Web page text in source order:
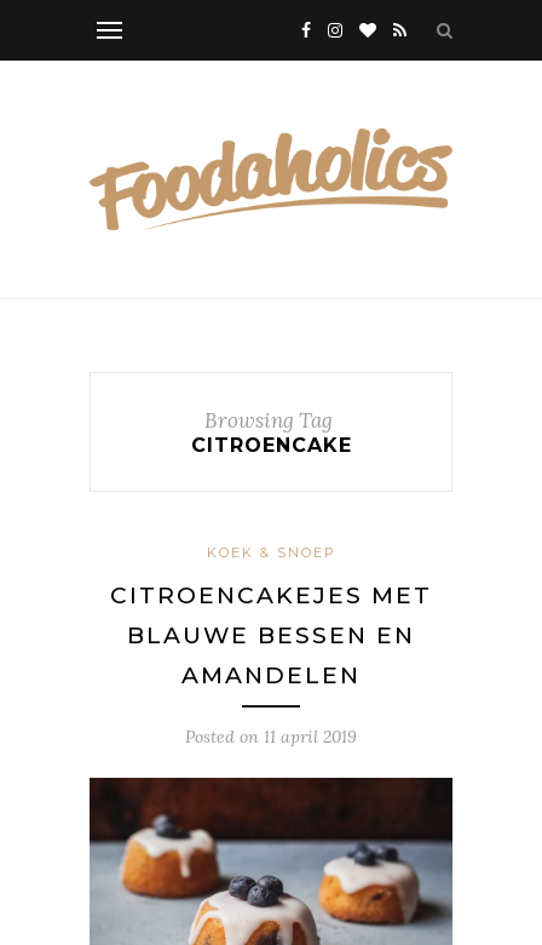
Browsing Tag
CITROENCAKE
KOEK & SNOEP
CITROENCAKEJES MET
BLAUWE BESSEN EN
AMANDELEN
Posted on 11 april 2019